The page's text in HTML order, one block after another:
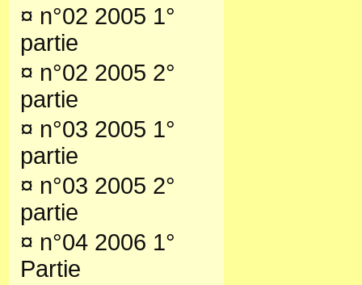
¤ n°02 2005 1°
partie
¤ n°02 2005 2°
partie
¤ n°03 2005 1°
partie
¤ n°03 2005 2°
partie
¤ n°04 2006 1°
Partie